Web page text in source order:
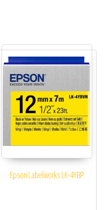
Epson Labelworks LK-4YBP